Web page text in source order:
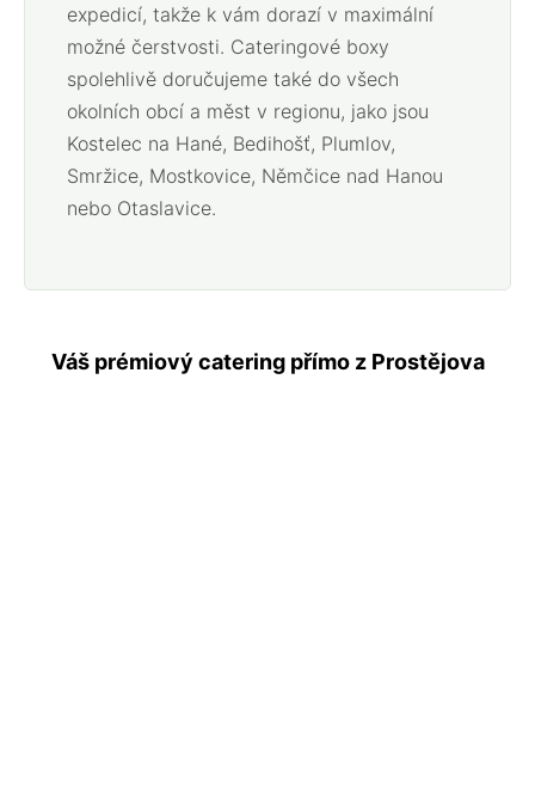
expedicí, takže k vám dorazí v maximální
možné čerstvosti. Cateringové boxy
spolehlivě doručujeme také do všech
okolních obcí a měst v regionu, jako jsou
Kostelec na Hané, Bedihošť, Plumlov,
Smržice, Mostkovice, Němčice nad Hanou
nebo Otaslavice.
Váš prémiový catering přímo z Prostějova